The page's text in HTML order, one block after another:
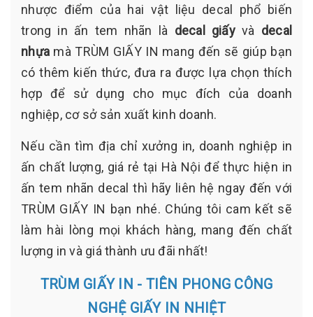
nhược điểm của hai vật liệu decal phổ biến
trong in ấn tem nhãn là decal giấyvà decal
nhựa mà TRÙM GIẤY IN mang đến sẽ giúp bạn
có thêm kiến thức, đưa ra được lựa chọn thích
hợp để sử dụng cho mục đích của doanh
nghiệp, cơ sở sản xuất kinh doanh.
Nếu cần tìm địa chỉ xưởng in, doanh nghiệp in
ấn chất lượng, giá rẻ tại Hà Nội để thực hiện in
ấn tem nhãn decal thì hãy liên hệ ngay đến với
TRÙM GIẤY IN bạn nhé. Chúng tôi cam kết sẽ
làm hài lòng mọi khách hàng, mang đến chất
lượng in và giá thành ưu đãi nhất!
TRÙM GIẤY IN - TIÊN PHONG CÔNG
NGHỆ GIẤY IN NHIỆT